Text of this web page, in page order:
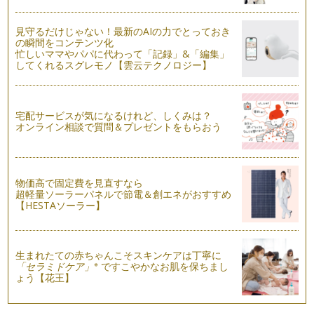
見守るだけじゃない！最新のAIの力でとっておき
の瞬間をコンテンツ化
忙しいママやパパに代わって「記録」&「編集」
してくれるスグレモノ【雲云テクノロジー】
宅配サービスが気になるけれど、しくみは？
オンライン相談で質問＆プレゼントをもらおう
物価高で固定費を見直すなら
超軽量ソーラーパネルで節電＆創エネがおすすめ
【HESTAソーラー】
生まれたての赤ちゃんこそスキンケアは丁寧に
「セラミドケア」※ ですこやかなお肌を保ちまし
ょう【花王】